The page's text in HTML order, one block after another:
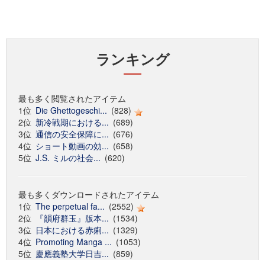
ランキング
最も多く閲覧されたアイテム
1位 Die Ghettogeschi... (828)
2位 新冷戦期における... (689)
3位 通信の安全保障に... (676)
4位 ショート動画の効... (658)
5位 J.S. ミルの社会... (620)
最も多くダウンロードされたアイテム
1位 The perpetual fa... (2552)
2位
『韻府群玉』版本... (1534)
3位 日本における赤痢... (1329)
4位 Promoting Manga ... (1053)
5位 慶應義塾大学日吉... (859)